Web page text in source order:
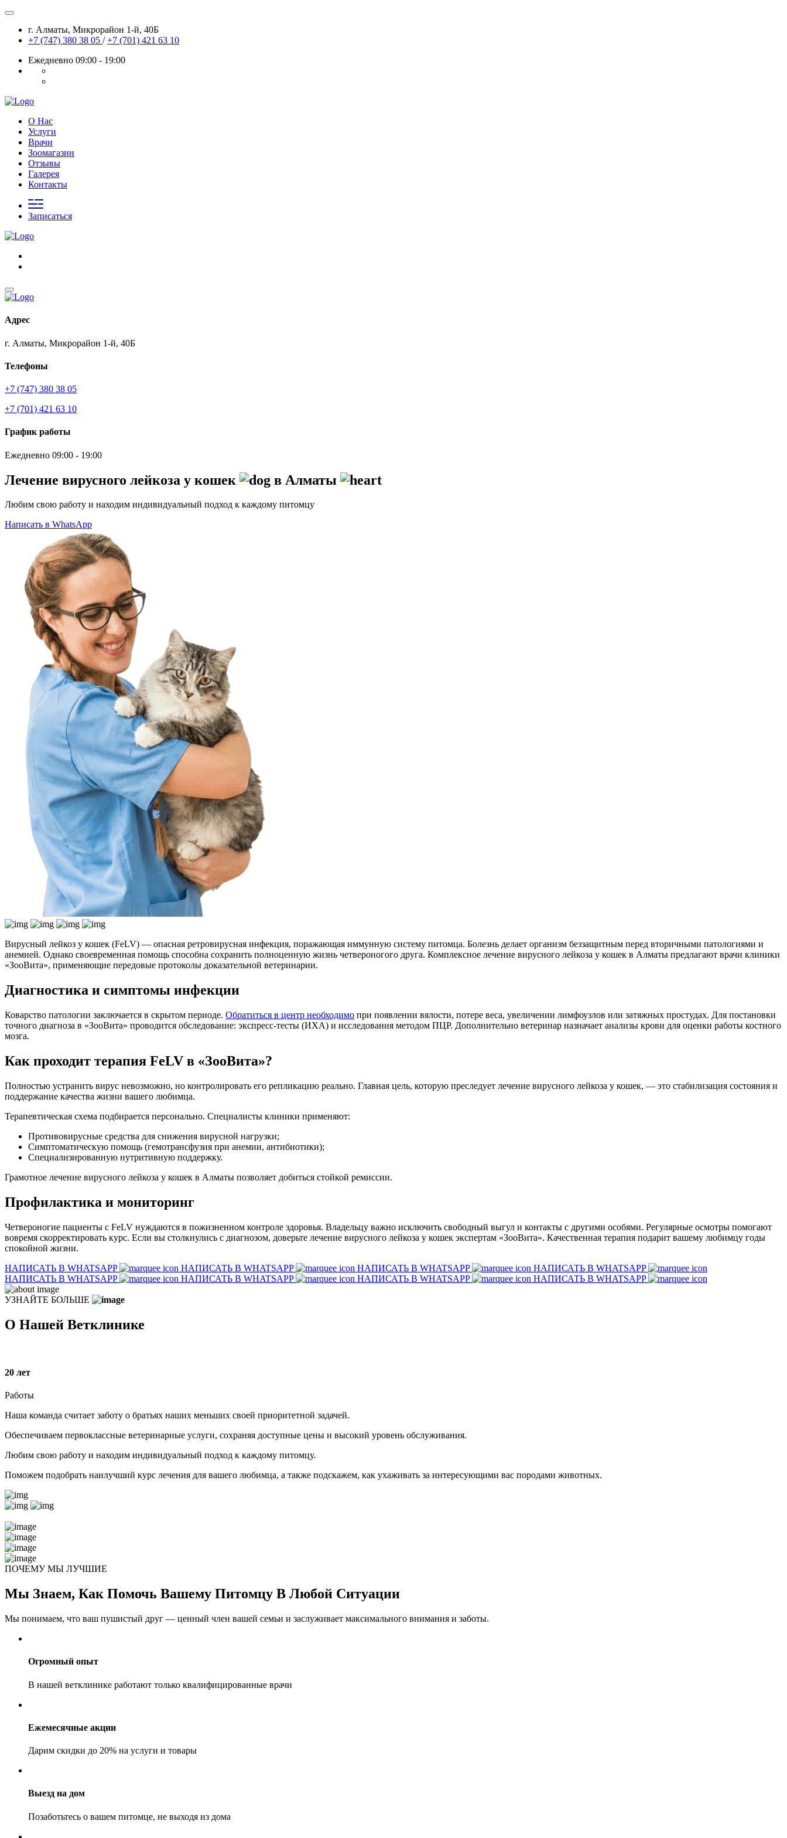
г. Алматы, Микрорайон 1-й, 40Б
+7 (747) 380 38 05 /+7 (701) 421 63 10
Ежедневно 09:00 - 19:00
О Нас
Услуги
Врачи
Зоомагазин
Отзывы
Галерея
Контакты
Записаться
Адрес
г. Алматы, Микрорайон 1-й, 40Б
Телефоны
+7 (747) 380 38 05
+7 (701) 421 63 10
График работы
Ежедневно 09:00 - 19:00
Лечение вирусного лейкоза у кошек в Алматы
Любим свою работу и находим индивидуальный подход к каждому питомцу
Написать в WhatsApp
Вирусный лейкоз у кошек (FeLV) — опасная ретровирусная инфекция, поражающая иммунную систему питомца. Болезнь делает организм беззащитным перед вторичными патологиями и
анемией. Однако своевременная помощь способна сохранить полноценную жизнь четвероногого друга. Комплексное лечение вирусного лейкоза у кошек в Алматы предлагают врачи клиники
«ЗооВита», применяющие передовые протоколы доказательной ветеринарии.
Диагностика и симптомы инфекции
Коварство патологии заключается в скрытом периоде. Обратиться в центр необходимо при появлении вялости, потере веса, увеличении лимфоузлов или затяжных простудах. Для постановки
точного диагноза в «ЗооВита» проводится обследование: экспресс-тесты (ИХА) и исследования методом ПЦР. Дополнительно ветеринар назначает анализы крови для оценки работы костного
мозга.
Как проходит терапия FeLV в «ЗооВита»?
Полностью устранить вирус невозможно, но контролировать его репликацию реально. Главная цель, которую преследует лечение вирусного лейкоза у кошек, — это стабилизация состояния и
поддержание качества жизни вашего любимца.
Терапевтическая схема подбирается персонально. Специалисты клиники применяют:
Противовирусные средства для снижения вирусной нагрузки;
Симптоматическую помощь (гемотрансфузия при анемии, антибиотики);
Специализированную нутритивную поддержку.
Грамотное лечение вирусного лейкоза у кошек в Алматы позволяет добиться стойкой ремиссии.
Профилактика и мониторинг
Четвероногие пациенты с FeLV нуждаются в пожизненном контроле здоровья. Владельцу важно исключить свободный выгул и контакты с другими особями. Регулярные осмотры помогают
вовремя скорректировать курс. Если вы столкнулись с диагнозом, доверьте лечение вирусного лейкоза у кошек экспертам «ЗооВита». Качественная терапия подарит вашему любимцу годы
спокойной жизни.
НАПИСАТЬ В WHATSAPP
НАПИСАТЬ В WHATSAPP НАПИСАТЬ В WHATSAPP
НАПИСАТЬ В WHATSAPP
НАПИСАТЬ В WHATSAPP
НАПИСАТЬ В WHATSAPP НАПИСАТЬ В WHATSAPP НАПИСАТЬ В WHATSAPP
УЗНАЙТЕ БОЛЬШЕ
О Нашей Ветклинике
20 лет
Работы
Наша команда считает заботу о братьях наших меньших своей приоритетной задачей.
Обеспечиваем первоклассные ветеринарные услуги, сохраняя доступные цены и высокий уровень обслуживания.
Любим свою работу и находим индивидуальный подход к каждому питомцу.
Поможем подобрать наилучший курс лечения для вашего любимца, а также подскажем, как ухаживать за интересующими вас породами животных.
ПОЧЕМУ МЫ ЛУЧШИЕ
Мы Знаем, Как Помочь Вашему Питомцу В Любой Ситуации
Мы понимаем, что ваш пушистый друг — ценный член вашей семьи и заслуживает максимального внимания и заботы.
Огромный опыт
В нашей ветклинике работают только квалифицированные врачи
Ежемесячные акции
Дарим скидки до 20% на услуги и товары
Выезд на дом
Позаботьтесь о вашем питомце, не выходя из дома